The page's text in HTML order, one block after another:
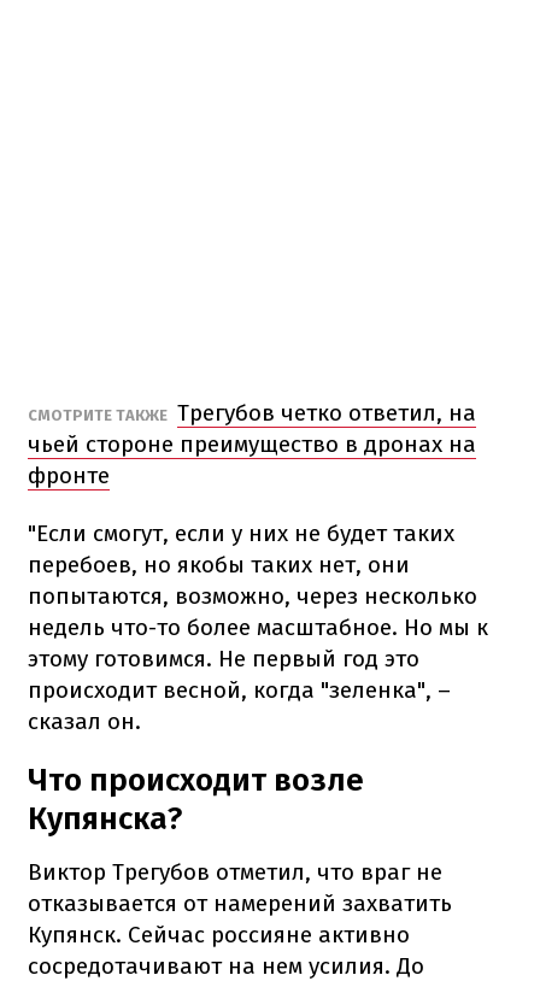
СМОТРИТЕ ТАКЖЕ Трегубов четко ответил, на
чьей стороне преимущество в дронах на
фронте
"Если смогут, если у них не будет таких
перебоев, но якобы таких нет, они
попытаются, возможно, через несколько
недель что-то более масштабное. Но мы к
этому готовимся. Не первый год это
происходит весной, когда "зеленка", –
сказал он.
Что происходит возле
Купянска?
Виктор Трегубов отметил, что враг не
отказывается от намерений захватить
Купянск. Сейчас россияне активно
сосредотачивают на нем усилия. До